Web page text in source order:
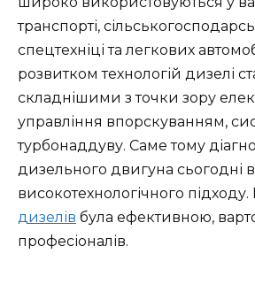
транспорті,
спецтехніці та легкових
розвитком технологій дизелі
складнішими з точки зору
управління впорскуванням,
турбонаддуву. Саме тому
дизельного двигуна сьогодні
високотехнологічного
дизелів була ефективною,
професіоналів.